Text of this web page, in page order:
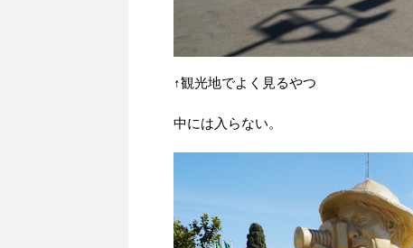
↑観光地でよく見るやつ
中には入らない。